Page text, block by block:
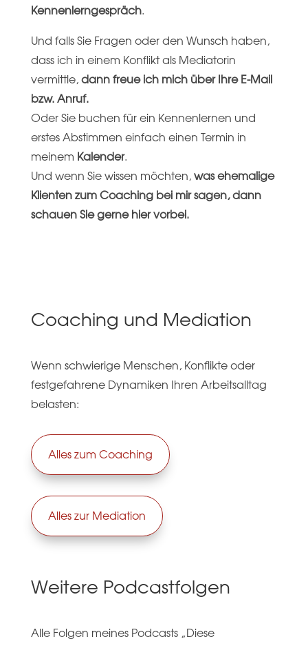
Kennenlerngespräch.
Und falls Sie Fragen oder den Wunsch haben,
dass ich in einem Konflikt als Mediatorin
vermittle, dann freue ich mich über Ihre E-Mail
bzw. Anruf.
Oder Sie buchen für ein Kennenlernen und
erstes Abstimmen einfach einen Termin in
meinem Kalender.
Und wenn Sie wissen möchten, was ehemalige
Klienten zum Coaching bei mir sagen, dann
schauen Sie gerne hier vorbei.
Coaching und Mediation
Wenn schwierige Menschen, Konflikte oder
festgefahrene Dynamiken Ihren Arbeitsalltag
belasten:
Alles zum Coaching
Alles zur Mediation
Weitere Podcastfolgen
Alle Folgen meines Podcasts „Diese